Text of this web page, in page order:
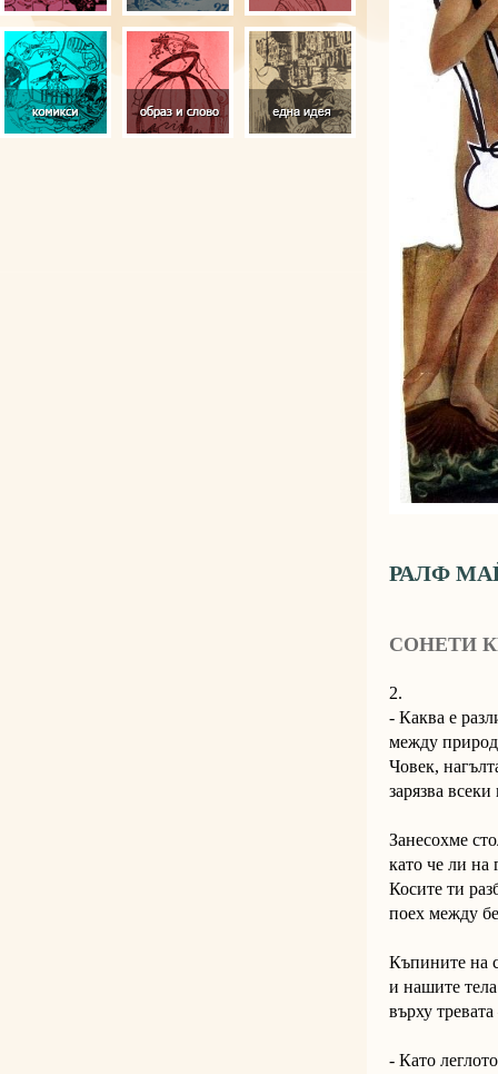
РАЛФ
СОНЕТИ
2.
- Каква е
между
Човек,
зарязва
Занесохме
като че ли на
Косите ти
поех между
Къпините на
и нашите тела
върху
- Като